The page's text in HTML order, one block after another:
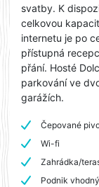
svatby. K
celkovou
internetu je po
přístupná
přání. Hosté
parkování ve
garážích.
Čepované
Wi-fi
Zahrádka/
Podnik